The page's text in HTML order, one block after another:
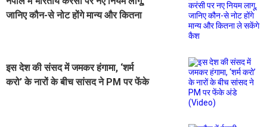
जानिए कौन-से नोट होंगे मान्य और कितना
इस देश की संसद में जमकर हंगामा, ‘शर्म
करो’ के नारों के बीच सांसद ने PM पर फेंके